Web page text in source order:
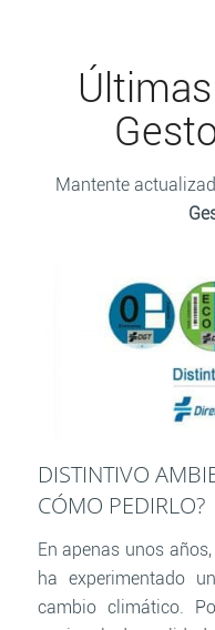
Mantente
DISTINTIVO
CÓMO PEDIRLO?
En apenas unos
ha experimentado
cambio climático.